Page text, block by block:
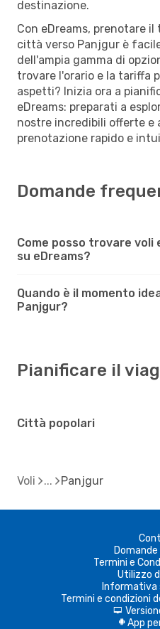
destinazione.
Con eDreams, prenotare
città verso Panjgur è
dell'ampia gamma di
trovare l'orario e la tariffa
aspetti? Inizia ora a
eDreams: preparati a
nostre incredibili offerte e
prenotazione rapido e
Domande
Come posso trovare voli
su eDreams?
Quando è il momento
Panjgur?
Pianificare il
Città popolari
Voli Panjgur
Termini e
Utilizzo
Informativa
Termini e condizioni
d
A App